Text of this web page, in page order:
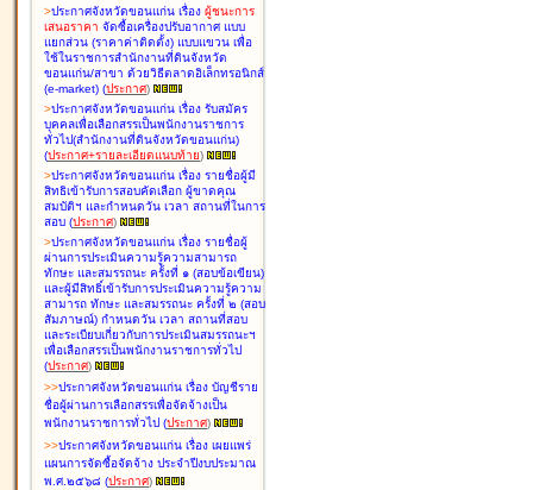
>ประกาศจังหวัดขอนแก่น เรื่อง ผู้ชนะการ
เสนอราคา จัดซื้อเครื่องปรับอากาศ แบบ
แยกส่วน (ราคาค่าติดตั้ง) แบบแขวน เพื่อ
ใช้ในราชการสำนักงานที่ดินจังหวัด
ขอนแก่น/สาขา ด้วยวิธีตลาดอิเล็กทรอนิกส์
(e-market) (ประกาศ)
>ประกาศจังหวัดขอนแก่น เรื่อง รับสมัคร
บุคคลเพื่อเลือกสรรเป็นพนักงานราชการ
ทั่วไป(สำนักงานที่ดินจังหวัดขอนแก่น)
(ประกาศ+รายละเอียดแนบท้าย)
>ประกาศจังหวัดขอนแก่น เรื่อง รายชื่อผู้มี
สิทธิเข้ารับการสอบคัดเลือก ผู้ขาดคุณ
สมบัติฯ และกำหนดวัน เวลา สถานที่ในการ
สอบ (ประกาศ)
>ประกาศจังหวัดขอนแก่น เรื่อง รายชื่อผู้
ผ่านการประเมินความรู้ความสามารถ
ทักษะ และสมรรถนะ ครั้งที่ ๑ (สอบข้อเขียน)
และผู้มีสิทธิ์เข้ารับการประเมินความรู้ความ
สามารถ ทักษะ และสมรรถนะ ครั้งที่ ๒ (สอบ
สัมภาษณ์) กำหนดวัน เวลา สถานที่สอบ
และระเบียบเกี่ยวกับการประเมินสมรรถนะฯ
เพื่อเลือกสรรเป็นพนักงานราชการทั่วไป
(ประกาศ)
>>ประกาศจังหวัดขอนแก่น เรื่อง บัญชีราย
ชื่อผู้ผ่านการเลือกสรรเพื่อจัดจ้างเป็น
พนักงานราชการทั่วไป (ประกาศ)
>>ประกาศจังหวัดขอนแก่น เรื่อง เผยแพร่
แผนการจัดซื้อจัดจ้าง ประจำปีงบประมาณ
พ.ศ.๒๕๖๘ (ประกาศ)